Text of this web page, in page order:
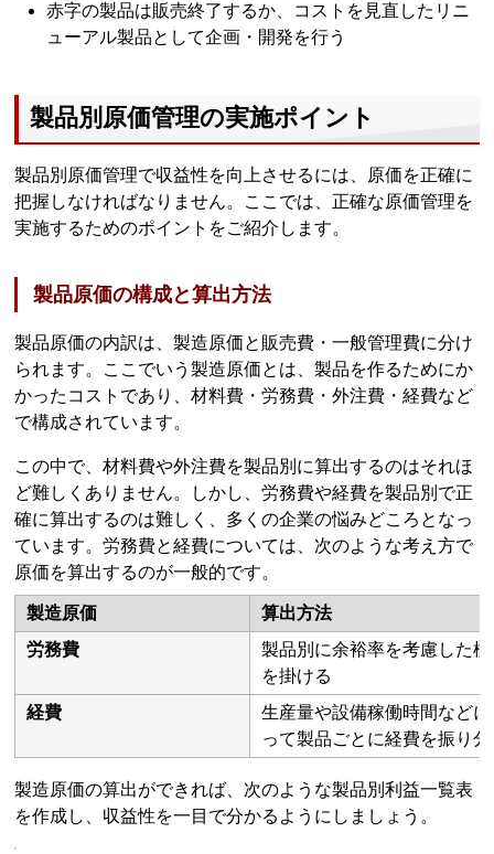
赤字の製品は販売終了するか、コストを見直したリニ
ューアル製品として企画・開発を行う
製品別原価管理の実施ポイント
製品別原価管理で収益性を向上させるには、原価を正確に
把握しなければなりません。ここでは、正確な原価管理を
実施するためのポイントをご紹介します。
製品原価の構成と算出方法
製品原価の内訳は、製造原価と販売費・一般管理費に分け
られます。ここでいう製造原価とは、製品を作るためにか
かったコストであり、材料費・労務費・外注費・経費など
で構成されています。
この中で、材料費や外注費を製品別に算出するのはそれほ
ど難しくありません。しかし、労務費や経費を製品別で正
確に算出するのは難しく、多くの企業の悩みどころとなっ
ています。労務費と経費については、次のような考え方で
原価を算出するのが一般的です。
製造原価
算出方法
労務費
製品別に余裕率を考慮した
を掛ける
経費
生産量や設備稼働時間など
って製品ごとに経費を振り
製造原価の算出ができれば、次のような製品別利益一覧表
を作成し、収益性を一目で分かるようにしましょう。